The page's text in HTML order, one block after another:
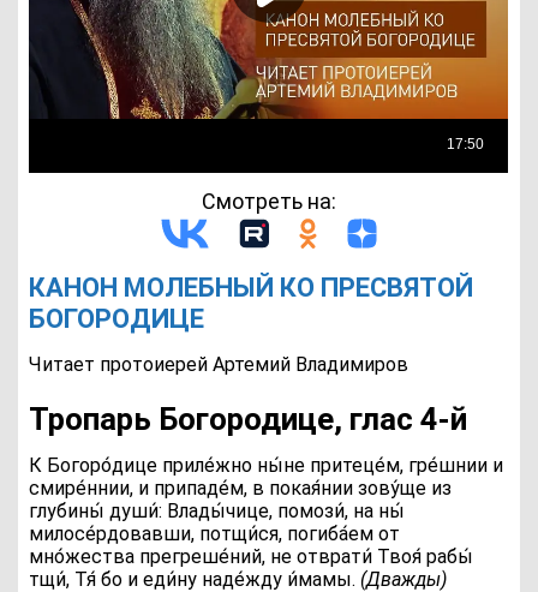
Смотреть на:
КАНОН МОЛЕБНЫЙ КО ПРЕСВЯТОЙ
БОГОРОДИЦЕ
Читает протоиерей Артемий Владимиров
Тропaрь Богородице, глас 4‑й
К Богоро́дице приле́жно ны́не притеце́м, гре́шнии и
смире́ннии, и припаде́м, в покая́нии зову́ще из
глубины́ души́: Влады́чице, помози́, на ны́
милосе́рдовавши, потщи́ся, погиба́ем от
мно́жества прегреше́ний, не отврати́ Твоя́ рабы́
тщи́, Тя́ бо и еди́ну наде́жду и́мамы. (Дважды)